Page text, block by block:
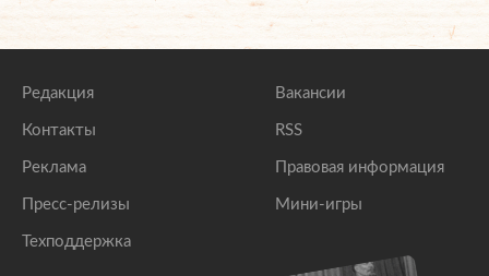
Редакция
Контакты
Реклама
Пресс-релизы
Техподдержка
Вакансии
RSS
Правовая информация
Мини-игры